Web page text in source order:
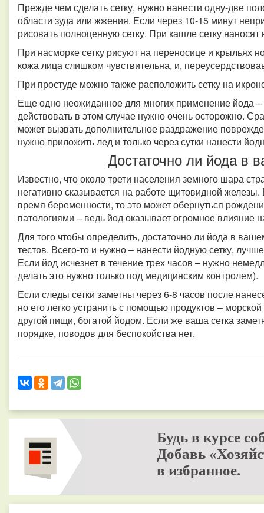
Прежде чем сделать сетку, нужно нанести одну-две
области зуда или жжения. Если через 10-15 минут
рисовать полноценную сетку. При кашле сетку
При насморке сетку рисуют на переносице и крыльях
кожа лица слишком чувствительна, и,
При простуде можно также расположить сетку на
Еще одно неожиданное для многих применение йода
действовать в этом случае нужно очень осторожно.
может вызвать дополнительное раздражение
нужно приложить лед и только через сутки нанести
Достаточно ли йода в
Известно, что около трети населения земного шара
негативно сказывается на работе щитовидной
время беременности, то это может обернуться
патологиями – ведь йод оказывает огромное влияние
Для того чтобы определить, достаточно ли йода в
тестов. Всего-то и нужно – нанести йодную сетку,
Если йод исчезнет в течение трех часов – нужно
делать это нужно только под медицинским контролем).
Если следы сетки заметны через 6-8 часов после
но его легко устранить с помощью продуктов –
другой пищи, богатой йодом. Если же ваша сетка
порядке, поводов для беспокойства нет.
Будь в курсе
Добавь
в избранное.